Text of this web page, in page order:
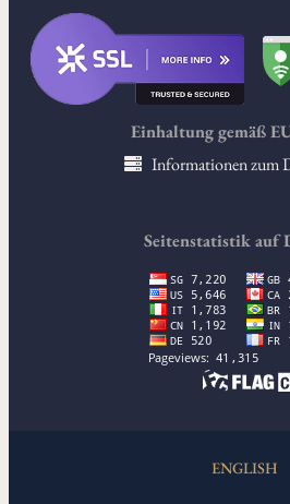
Einhaltung gemäß
Informationen zum
Seitenstatistik auf
ENGLISH